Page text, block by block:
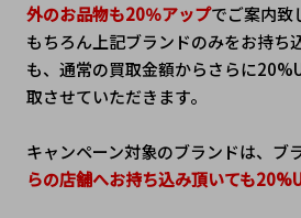
外のお品物も20％アップでご案内致
もちろん上記ブランドのみをお持ち
も、通常の買取金額からさらに
取させていただきます。
キャンペーン対象のブランドは、ブ
らの店舗へお持ち込み頂いても